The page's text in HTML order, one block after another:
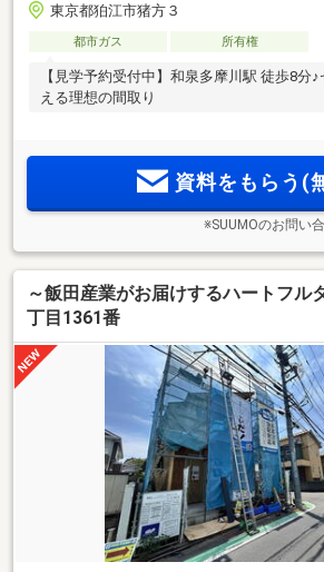
東京都狛江市猪方３
都市ガス 所有権
【見学予約受付中】和泉多摩川駅 徒歩8分
える理想の間取り
資料をもらう(
※SUUMOのお問い
～飯田産業がお届けするハートフル
丁目1361番